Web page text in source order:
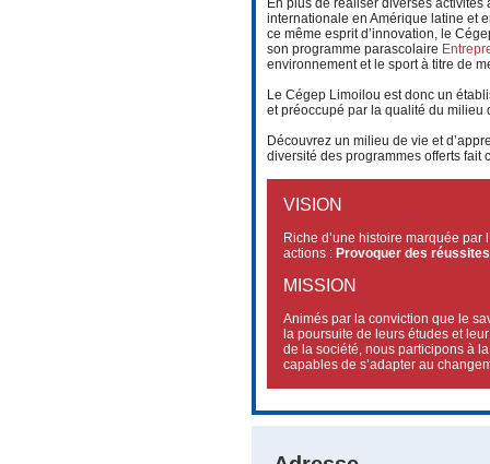
En plus de réaliser diverses
internationale en Amérique latine et
ce même esprit d’innovation, le
son programme parascolaire
environnement et le sport à titre de
Le Cégep Limoilou est donc un
et préoccupé par la qualité du milieu
Découvrez un milieu de vie et
diversité des programmes offerts
VISION
Riche d’une histoire marquée par
actions : Provoquer des
MISSION
Animés par la conviction que le
la poursuite de leurs études et
de la société, nous participons à
capables de s’adapter au